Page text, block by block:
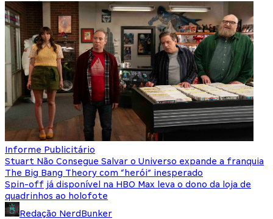
Informe Publicitário
Stuart Não Consegue Salvar o Universo expande a franquia
The Big Bang Theory com “herói” inesperado
Spin-off já disponível na HBO Max leva o dono da loja de
quadrinhos ao holofote
Redação NerdBunker